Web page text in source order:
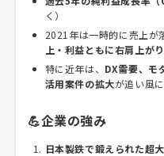
く）
2021年は一時的に売上が
上・利益ともに右肩上が
特に近年は、 DX需要、モ
活用案件の拡大が追い風
💪企業の強み
日本製鉄で鍛えられた超